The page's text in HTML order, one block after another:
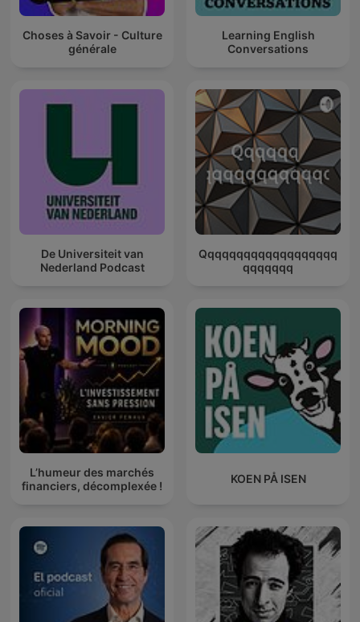
Choses à Savoir - Culture
générale
Learning English
Conversations
De Universiteit van
Nederland Podcast
Qqqqqqqqqqqqqqqqqqq
qqqqqqq
L’humeur des marchés
financiers, décomplexée !
KOEN PÅ ISEN